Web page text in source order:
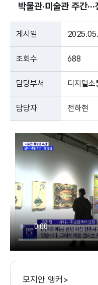
박물관·미술관 주간
게시일
조회수 688
담당부서 디지털
담당자 전하현
모지안 앵커>